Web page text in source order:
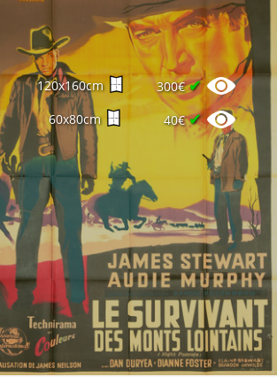
120x160cm 300€✔
60x80cm 40€✔